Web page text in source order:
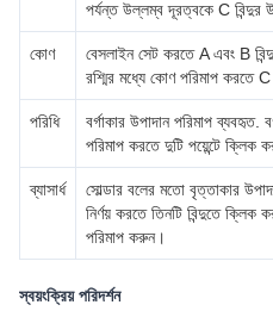
পর্যন্ত উল্লম্ব দূরত্বকে C
কোণ
বেসলাইন সেট করতে A এবং B
রশ্মির মধ্যে কোণ পরিমাপ করতে
পরিধি
বর্গাকার উপাদান পরিমাপ ব্যবহৃত.
পরিমাপ করতে দুটি পয়েন্টে ক্লিক
ব্যাসার্ধ
সোল্ডার বলের মতো বৃত্তাকার
নির্ণয় করতে তিনটি বিন্দুতে ক্লিক
পরিমাপ করুন।
স্বয়ংক্রিয় পরিদর্শন